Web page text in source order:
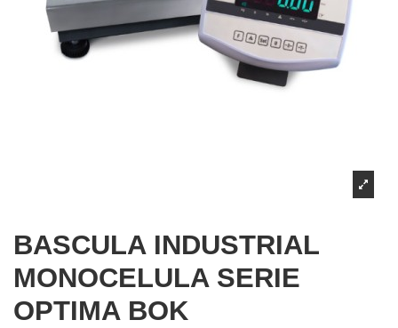
BASCULA INDUSTRIAL
MONOCELULA SERIE
OPTIMA BOK